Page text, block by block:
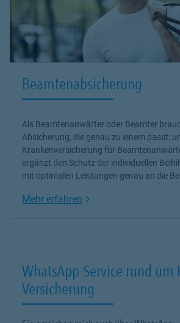
Beamtenabsicherung
Als Beamtenanwärter oder Beamter
Absicherung, die genau zu einem passt:
Krankenversicherung für
ergänzt den Schutz der individuellen
mit optimalen Leistungen genau an die
Mehr erfahren Link Opens in New Tab
WhatsApp-Service rund um
Versicherung